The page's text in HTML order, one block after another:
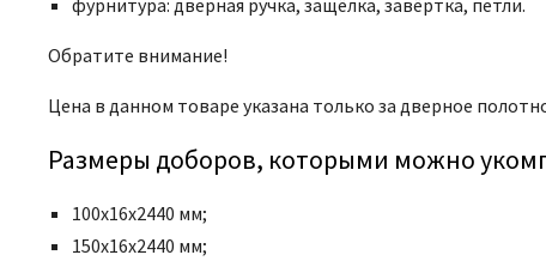
фурнитура: дверная ручка, защёлка, завёртка, петли.
Обратите внимание!
Цена в данном товаре указана только за дверное
Размеры доборов, которыми можно
100х16х2440 мм;
150х16х2440 мм;